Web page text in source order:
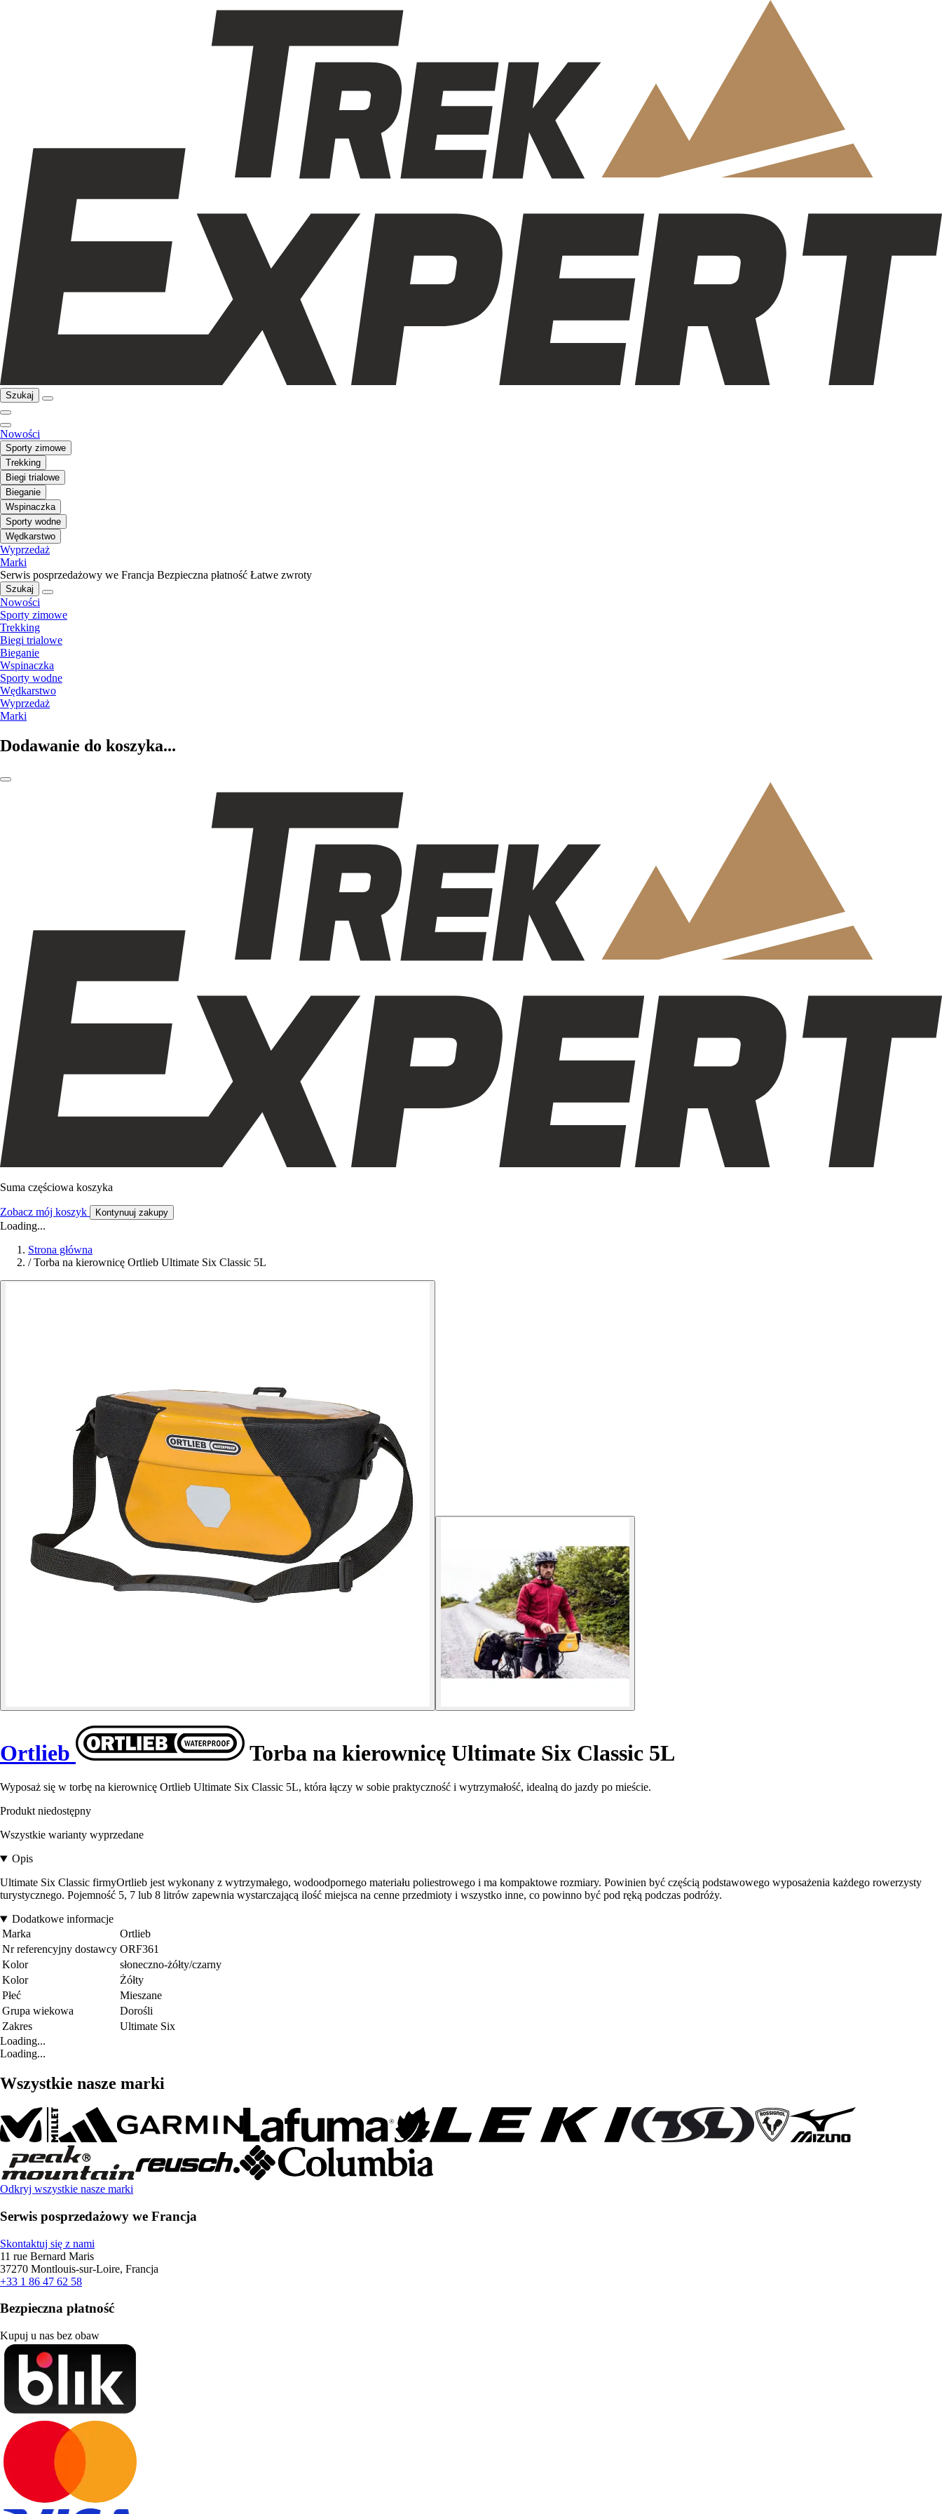
Szukaj
Nowości
Sporty zimowe
Trekking
Biegi trialowe
Bieganie
Wspinaczka
Sporty wodne
Wędkarstwo
Wyprzedaż
Marki
Serwis posprzedażowy we Francja Bezpieczna płatność Łatwe zwroty
Szukaj
Nowości
Sporty zimowe
Trekking
Biegi trialowe
Bieganie
Wspinaczka
Sporty wodne
Wędkarstwo
Wyprzedaż
Marki
Dodawanie do koszyka...
Suma częściowa koszyka
Zobacz mój koszyk Kontynuuj zakupy
Loading...
Strona główna
/ Torba na kierownicę Ortlieb Ultimate Six Classic 5L
Ortlieb Torba na kierownicę Ultimate Six Classic 5L
Wyposaż się w torbę na kierownicę Ortlieb Ultimate Six Classic 5L, która łączy w sobie praktyczność i wytrzymałość, idealną do jazdy po mieście.
Produkt niedostępny
Wszystkie warianty wyprzedane
Opis
Ultimate Six Classic firmyOrtlieb jest wykonany z wytrzymałego, wodoodpornego materiału poliestrowego i ma kompaktowe rozmiary. Powinien być częścią podstawowego wyposażenia każdego rowerzysty
turystycznego. Pojemność 5, 7 lub 8 litrów zapewnia wystarczającą ilość miejsca na cenne przedmioty i wszystko inne, co powinno być pod ręką podczas podróży.
Dodatkowe informacje
Marka
Ortlieb
Nr referencyjny dostawcy ORF361
Kolor
słoneczno-żółty/czarny
Kolor
Żółty
Płeć
Mieszane
Grupa wiekowa
Dorośli
Zakres
Ultimate Six
Loading...
Loading...
Wszystkie nasze marki
Odkryj wszystkie nasze marki
Serwis posprzedażowy we Francja
Skontaktuj się z nami
11 rue Bernard Maris
37270 Montlouis-sur-Loire, Francja
+33 1 86 47 62 58
Bezpieczna płatność
Kupuj u nas bez obaw